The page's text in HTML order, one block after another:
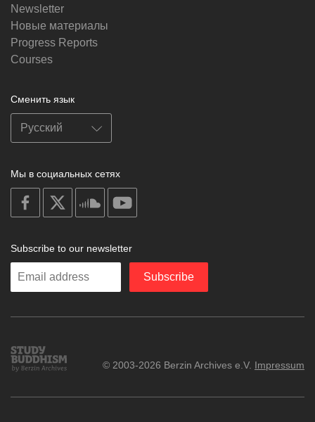
Newsletter
Новые материалы
Progress Reports
Courses
Сменить язык
Мы в социальных сетях
on
facebook
soundcloud
Subscribe to our newsletter
Enter
Subscribe
Study
Buddhism
© 2003-2026 Berzin Archives e.V. Impressum